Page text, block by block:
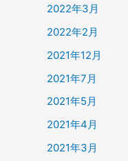
2022年3月
2022年2月
2021年12月
2021年7月
2021年5月
2021年4月
2021年3月